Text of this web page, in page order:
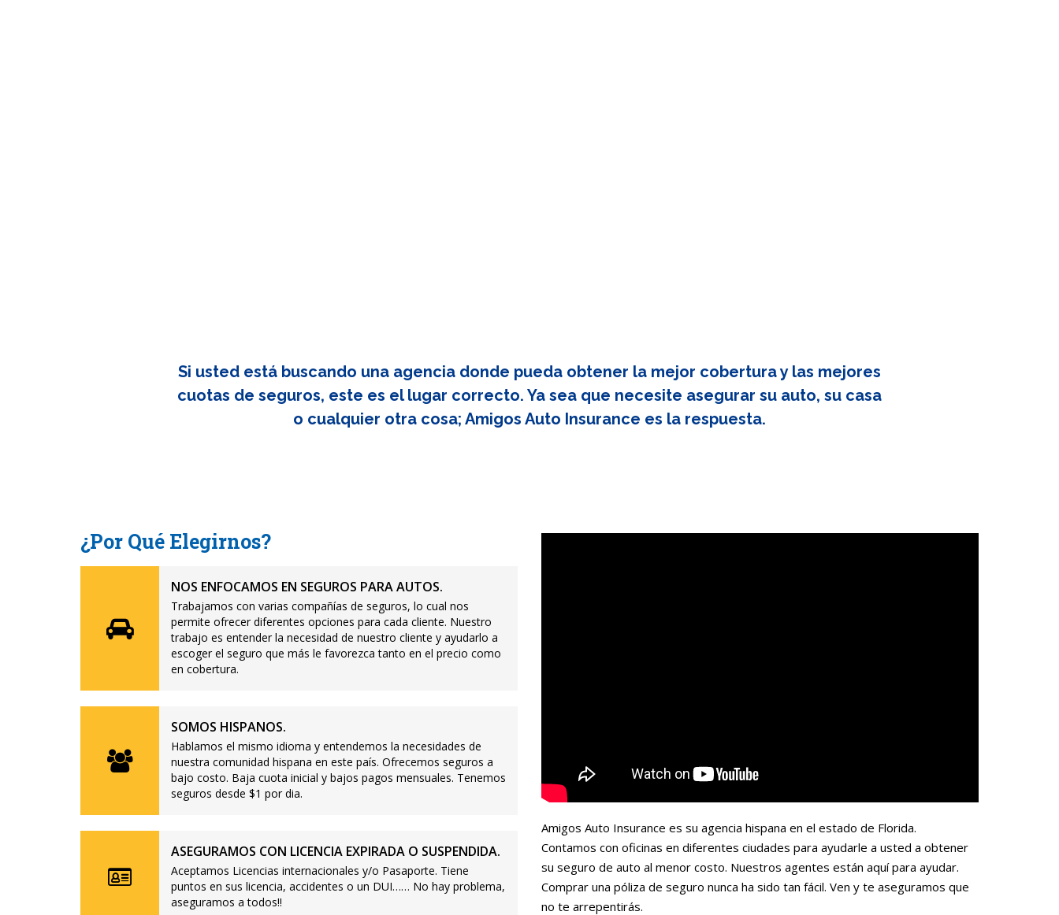
Si usted está buscando una agencia donde pueda obtener la mejor cobertura y las mejores
cuotas de seguros, este es el lugar correcto. Ya sea que necesite asegurar su auto, su casa
o cualquier otra cosa; Amigos Auto Insurance es la respuesta.
¿Por Qué Elegirnos?
NOS ENFOCAMOS EN SEGUROS PARA AUTOS.
Trabajamos con varias compañías de seguros, lo cual nos
permite ofrecer diferentes opciones para cada cliente. Nuestro
trabajo es entender la necesidad de nuestro cliente y ayudarlo a
escoger el seguro que más le favorezca tanto en el precio como
en cobertura.
SOMOS HISPANOS.
Hablamos el mismo idioma y entendemos la necesidades de
nuestra comunidad hispana en este país. Ofrecemos seguros a
bajo costo. Baja cuota inicial y bajos pagos mensuales. Tenemos
seguros desde $1 por dia.
ASEGURAMOS CON LICENCIA EXPIRADA O SUSPENDIDA.
Aceptamos Licencias internacionales y/o Pasaporte. Tiene
puntos en sus licencia, accidentes o un DUI…… No hay problema,
aseguramos a todos!!
Amigos Auto Insurance es su agencia hispana en el estado de Florida.
Contamos con oficinas en diferentes ciudades para ayudarle a usted a obtener
su seguro de auto al menor costo. Nuestros agentes están aquí para ayudar.
Comprar una póliza de seguro nunca ha sido tan fácil. Ven y te aseguramos que
no te arrepentirás.